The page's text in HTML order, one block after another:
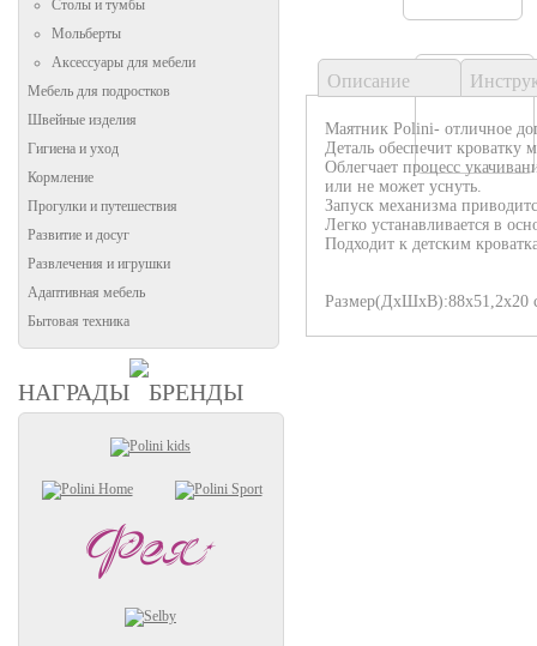
Столы и тумбы
Мольберты
Аксессуары для мебели
Мебель для подростков
Швейные изделия
Гигиена и уход
Кормление
Прогулки и путешествия
Развитие и досуг
Развлечения и игрушки
Адаптивная мебель
Бытовая техника
НАГРАДЫ БРЕНДЫ
Описание
Маятник Polini- отличное
Деталь обеспечит кроватку
Облегчает процесс
или не может уснуть.
Запуск механизма
Легко устанавливается в
Подходит к детским
Размер(ДхШхВ):88х51,2х20